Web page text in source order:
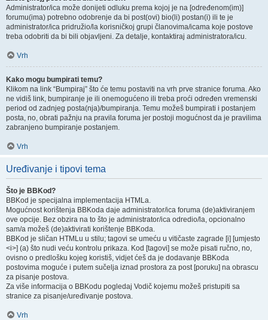
Administrator/ica može donijeti odluku prema kojoj je na [određenom(im)]
forumu(ima) potrebno odobrenje da bi post(ovi) bio(li) postan(i) ili te je
administrator/ica pridružio/la korisničkoj grupi članovima/icama koje postove
treba odobriti da bi bili objavljeni. Za detalje, kontaktiraj administratora/icu.
Vrh
Kako mogu bumpirati temu?
Klikom na link “Bumpiraj” što će temu postaviti na vrh prve stranice foruma. Ako
ne vidiš link, bumpiranje je ili onemogućeno ili treba proći određen vremenski
period od zadnjeg posta(nja)/bumpiranja. Temu možeš bumpirati i postanjem
posta, no, obrati pažnju na pravila foruma jer postoji mogućnost da je pravilima
zabranjeno bumpiranje postanjem.
Vrh
Uređivanje i tipovi tema
Što je BBKod?
BBKod je specijalna implementacija HTMLa.
Mogućnost korištenja BBKoda daje administrator/ica foruma (de)aktiviranjem
ove opcije. Bez obzira na to što je administrator/ica odredio/la, opcionalno
sam/a možeš (de)aktivirati korištenje BBKoda.
BBKod je sličan HTMLu u stilu; tagovi se umeću u vitičaste zagrade [i] [umjesto
<i>] (a) što nudi veću kontrolu prikaza. Kod [tagovi] se može pisati ručno, no,
ovisno o predlošku kojeg koristiš, vidjet ćeš da je dodavanje BBKoda
postovima moguće i putem sučelja iznad prostora za post [poruku] na obrascu
za pisanje postova.
Za više informacija o BBKodu pogledaj Vodič kojemu možeš pristupiti sa
stranice za pisanje/uređivanje postova.
Vrh